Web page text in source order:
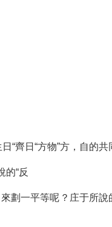
齊日“方物”方，自的共
的“反
劃一平等呢？庄于所說